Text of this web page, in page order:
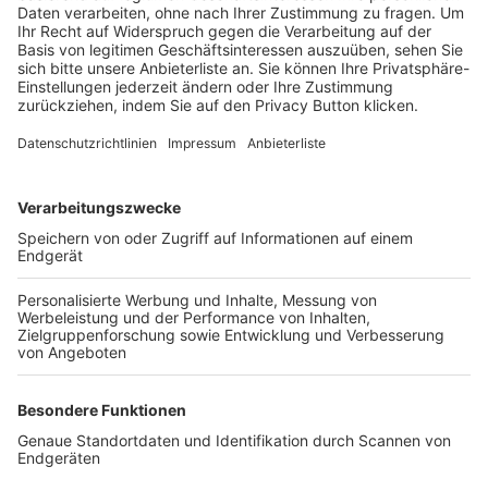
Trainerbörse
Login SpielPlus
FOLGE DEM BFV
TOP-VEREINE
TOP-PARTNER